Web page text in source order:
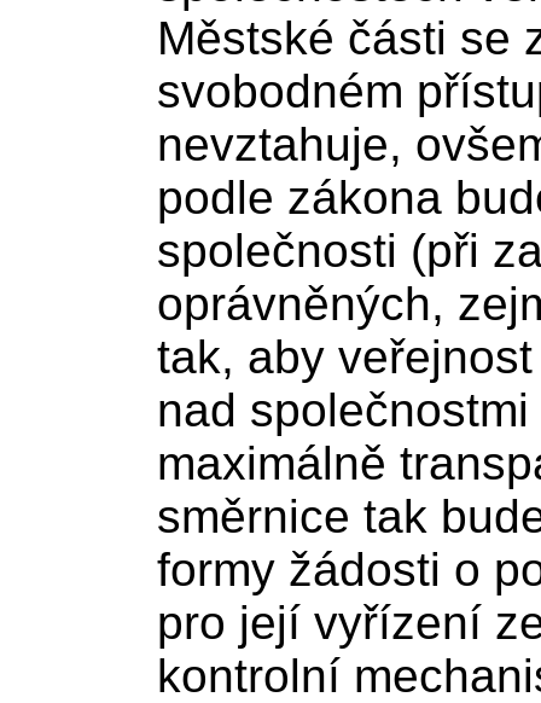
Městské části se
svobodném
nevztahuje,
podle zákona
společnosti (při
oprávněných,
tak, aby
nad
maximálně
směrnice tak
formy žádosti o
pro její vyřízení
kontrolní